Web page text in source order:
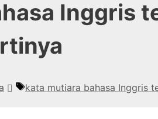
Inggris
Tags
kata mutiara bahasa Inggris